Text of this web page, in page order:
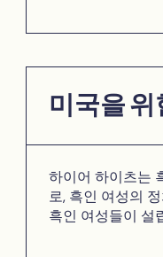
미국을 위
하이어 하이츠는
로, 흑인 여성의
흑인 여성들이 설